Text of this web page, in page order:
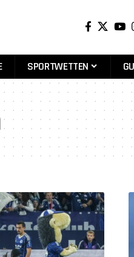
SPORTWETTEN